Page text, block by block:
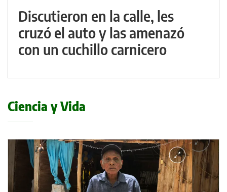
Discutieron en la calle, les
cruzó el auto y las amenazó
con un cuchillo carnicero
Ciencia y Vida